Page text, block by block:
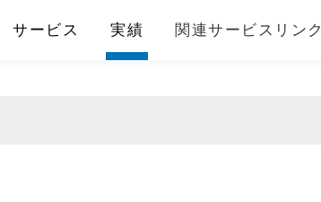
サービス 実績 関連サービスリンク